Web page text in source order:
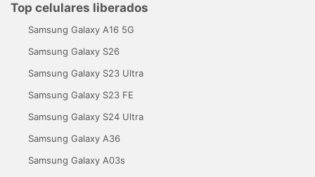
Top celulares liberados
Samsung Galaxy A16 5G
Samsung Galaxy S26
Samsung Galaxy S23 Ultra
Samsung Galaxy S23 FE
Samsung Galaxy S24 Ultra
Samsung Galaxy A36
Samsung Galaxy A03s